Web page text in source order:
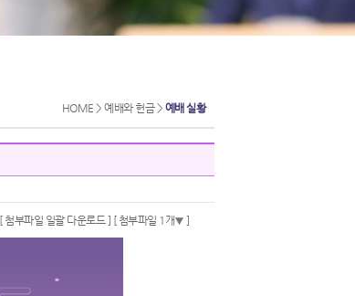
HOME > 예배와 헌금 > 예배 실황
[ 첨부파일 일괄 다운로드 ] [ 첨부파일 1개 ]